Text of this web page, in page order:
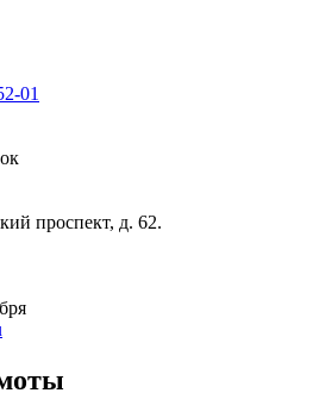
01
проспект, д. 62.